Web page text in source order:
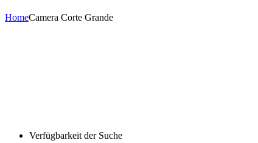
HomeCamera Corte Grande
Verfügbarkeit der Suche